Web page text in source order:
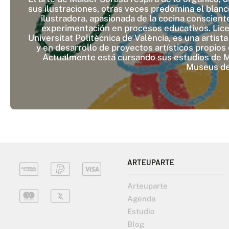
sus ilustraciones, otras veces predomina el
ilustradora, apasionada de la cocina
experimentación en procesos educativos.
Universitat Politècnica de València, es una
y en desarrollo de proyectos artísticos propios
Actualmente está cursando sus estudios de
Museus
ARTEUPARTE
Arteuparte
Agenda
Estudio
Blog